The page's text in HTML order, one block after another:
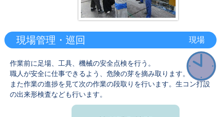
現場管理・巡回 現場
作業前に足場、工具、機械の安全点検を行う。
職人が安全に仕事できるよう、危険の芽を摘み取ります。
また作業の進捗を見て次の作業の段取りを行います。生コン打設
の出来形検査なども行います。